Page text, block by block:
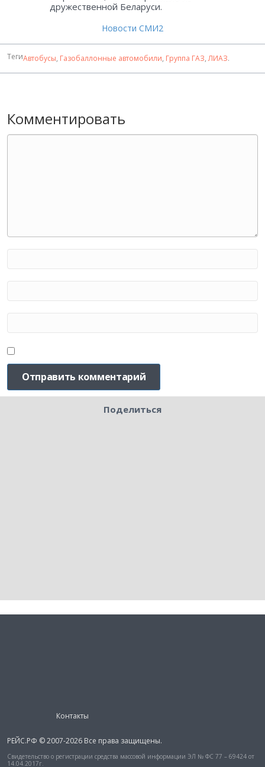
дружественной Беларуси.
Новости СМИ2
ТегиАвтобусы, Газобаллонные автомобили, Группа ГАЗ,ЛИАЗ.
Комментировать
Поделиться
Контакты
РЕЙС.РФ © 2007-2026 Все права защищены.
Свидетельство о регистрации средства массовой информации ЭЛ № ФС 77 – 69424 от
14.04.2017г.